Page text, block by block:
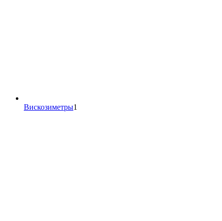
Вискозиметры1